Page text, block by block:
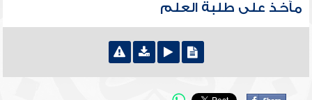
مآخذ على طلبة العلم